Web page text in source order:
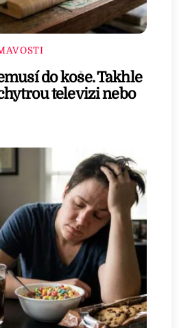
do koše. Takhle
televizi nebo